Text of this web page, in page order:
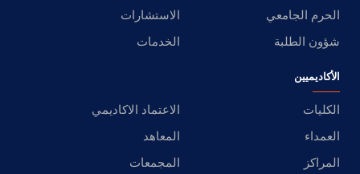
الحرم الجامعي
الاستشارات
شؤون الطلبة
الخدمات
الأكاديميين
الكليات
الاعتماد الاكاديمي
العمداء
المعاهد
المراكز
المجمعات